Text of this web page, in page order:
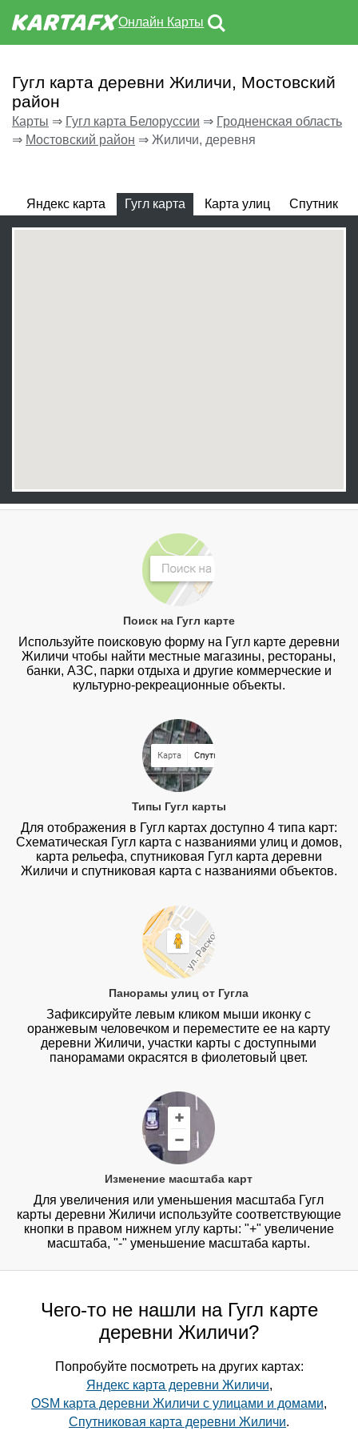
Онлайн Карты
Гугл карта деревни Жиличи, Мостовский
район
Карты ⇒ Гугл карта Белоруссии ⇒ Гродненская область
⇒ Мостовский район ⇒ Жиличи, деревня
Яндекс карта Гугл карта Карта улиц Спутник
Поиск на Гугл карте
Используйте поисковую форму на Гугл карте деревни
Жиличи чтобы найти местные магазины, рестораны,
банки, АЗС, парки отдыха и другие коммерческие и
культурно-рекреационные объекты.
Типы Гугл карты
Для отображения в Гугл картах доступно 4 типа карт:
Схематическая Гугл карта с названиями улиц и домов,
карта рельефа, спутниковая Гугл карта деревни
Жиличи и спутниковая карта с названиями объектов.
Панорамы улиц от Гугла
Зафиксируйте левым кликом мыши иконку с
оранжевым человечком и переместите ее на карту
деревни Жиличи, участки карты с доступными
панорамами окрасятся в фиолетовый цвет.
Изменение масштаба карт
Для увеличения или уменьшения масштаба Гугл
карты деревни Жиличи используйте соответствующие
кнопки в правом нижнем углу карты: "+" увеличение
масштаба, "-" уменьшение масштаба карты.
Чего-то не нашли на Гугл карте
деревни Жиличи?
Попробуйте посмотреть на других картах:
Яндекс карта деревни Жиличи,
OSM карта деревни Жиличи с улицами и домами,
Спутниковая карта деревни Жиличи.